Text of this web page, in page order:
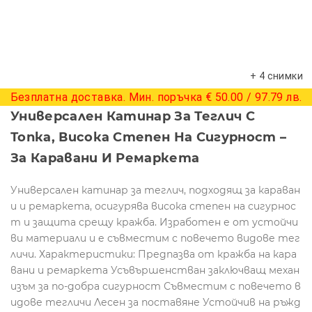
+ 4 снимки
Безплатна доставка. Мин. поръчка € 50.00 / 97.79 лв.
Универсален Катинар За Теглич С
Топка, Висока Степен На Сигурност –
За Каравани И Ремаркета
Универсален катинар за теглич, подходящ за караван
и и ремаркета, осигурява висока степен на сигурнос
т и защита срещу кражба. Изработен е от устойчи
ви материали и е съвместим с повечето видове тег
личи. Характеристики: Предпазва от кражба на кара
вани и ремаркета Усъвършенстван заключващ механ
изъм за по-добра сигурност Съвместим с повечето в
идове тегличи Лесен за поставяне Устойчив на ръжд